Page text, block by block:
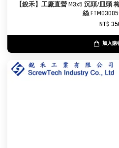
【銳禾】工廠直營 M3x5 沉頭/皿頭
絲
NT$
加入購